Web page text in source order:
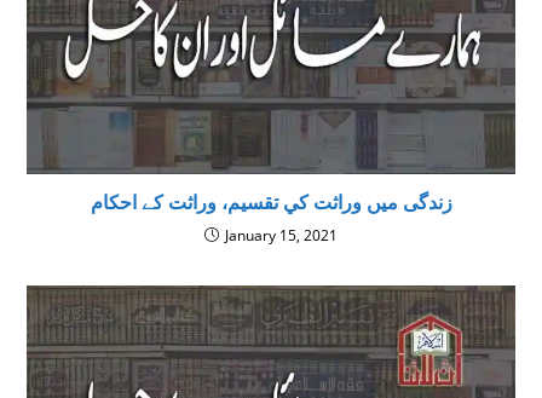
زندگی میں وراثت كي تقسيم، وراثت کے احکام
January 15, 2021